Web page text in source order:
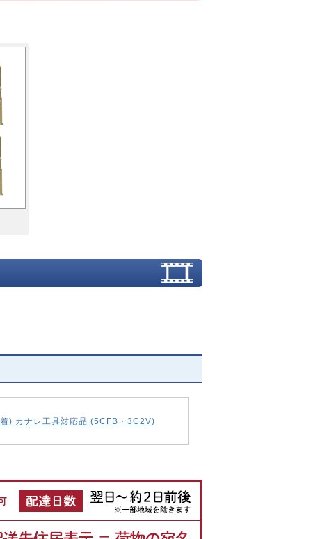
) カナレ工具対応品 (5CFB・3C2V)